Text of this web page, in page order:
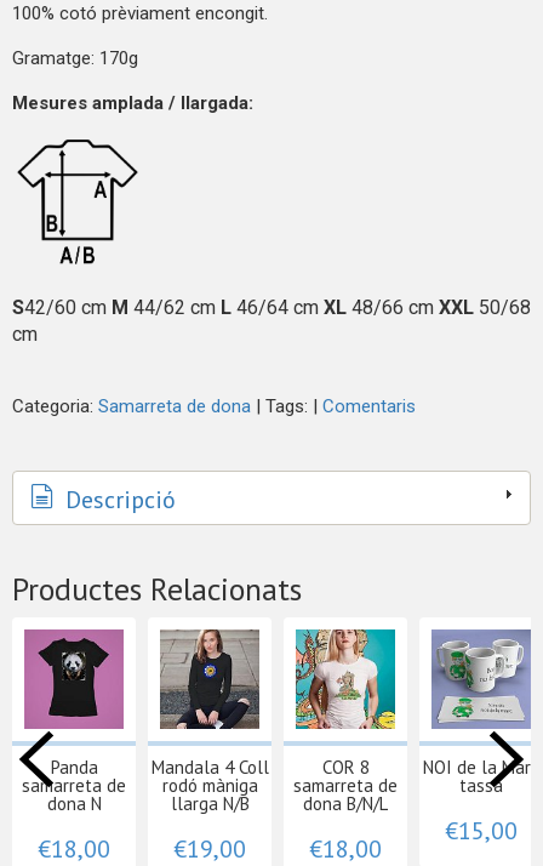
100% cotó prèviament encongit.
Gramatge: 170g
Mesures amplada / llargada:
S42/60 cm M 44/62 cm L 46/64 cm XL 48/66 cm XXL 50/68
cm
Categoria: Samarreta de dona | Tags: | Comentaris
Descripció
Productes Relacionats
Panda
samarreta de
dona N
€18,00
Mandala 4 Coll
rodó màniga
llarga N/B
€19,00
COR 8
samarreta de
dona B/N/L
€18,00
NOI de la Mare
tassa
€15,00